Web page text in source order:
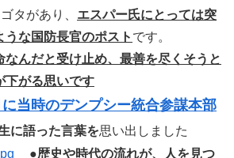
タがあり、 エスパー氏にとっては突
な国防長官のポスト です。
なんだと受け止め、最善を尽くそうと
下がる思いです
当時のデンプシー統合参謀本部
に語った言葉を思い出しました
●歴史や時代の流れが、人を見つ